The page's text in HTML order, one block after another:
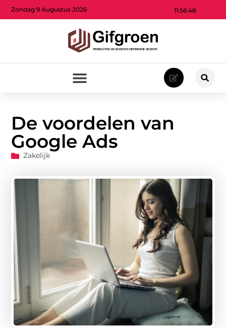
11:56:50
Zondag 9 Augustus 2026
De voordelen van
Google Ads
Zakelijk